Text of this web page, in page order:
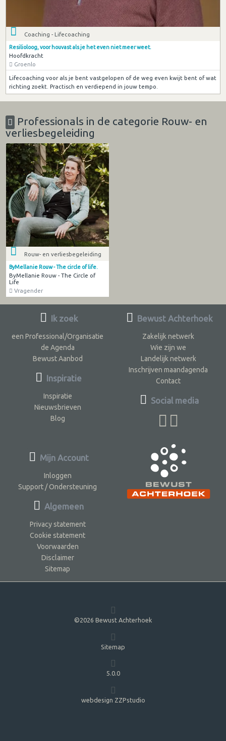
Coaching - Lifecoaching
Resilioloog, voor houvast als je het even niet meer weet.
Hoofdkracht
Groenlo
Lifecoaching voor als je bent vastgelopen of de weg even kwijt bent of wat
richting zoekt. Practisch en verdiepend in jouw tempo.
Professionals in de categorie Rouw- en
verliesbegeleiding
Rouw- en verliesbegeleiding
ByMellanie Rouw - The circle of life.
ByMellanie Rouw - The Circle of
Life
Vragender
Ik zoek
een Professional/Organisatie
de Agenda
Bewust Aanbod
Inspiratie
Inspiratie
Nieuwsbrieven
Blog
Bewust Achterhoek
Zakelijk netwerk
Wie zijn we
Landelijk netwerk
Inschrijven maandagenda
Contact
Social media
Mijn Account
Inloggen
Support / Ondersteuning
Algemeen
Privacy statement
Cookie statement
Voorwaarden
Disclaimer
Sitemap
©2026 Bewust Achterhoek
Sitemap
5.0.0
webdesign ZZPstudio